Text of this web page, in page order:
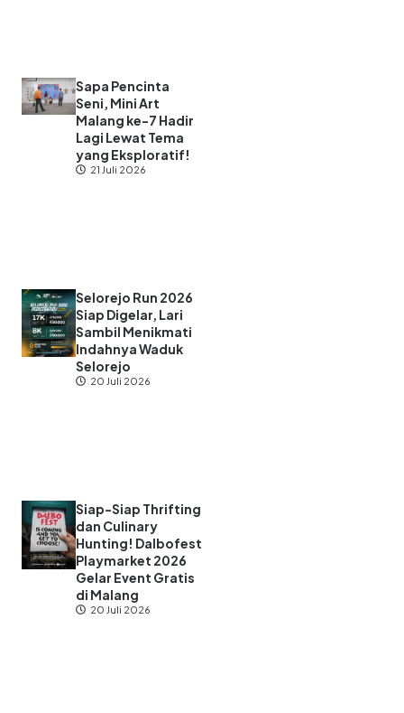
Sapa Pencinta
Seni, Mini Art
Malang ke-7 Hadir
Lagi Lewat Tema
yang Eksploratif!
21 Juli 2026
Selorejo Run 2026
Siap Digelar, Lari
Sambil Menikmati
Indahnya Waduk
Selorejo
20 Juli 2026
Siap-Siap Thrifting
dan Culinary
Hunting! Dalbofest
Playmarket 2026
Gelar Event Gratis
di Malang
20 Juli 2026